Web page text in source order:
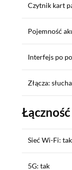
Czytnik kart
Pojemność
Interfejs po
Złącza:
Sieć Wi-Fi: tak
5G: tak